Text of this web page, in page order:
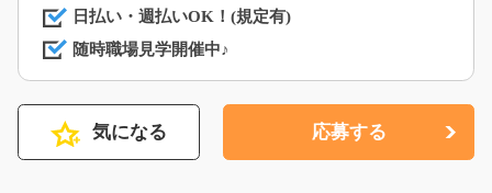
日払い・週払いOK！(規定有)
随時職場見学開催中♪
気になる 応募する